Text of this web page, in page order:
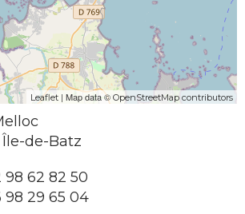
Leaflet | Map data © OpenStreetMap contributors
Île-de-Batz
98 62 82 50
98 29 65 04